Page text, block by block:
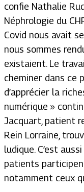
confie Nathalie
Néphrologie du
Covid nous avait
nous sommes
existaient. Le
cheminer dans ce
d’apprécier la
numérique »
Jacquart, patient
Rein Lorraine,
ludique. C’est
patients
notamment ceux